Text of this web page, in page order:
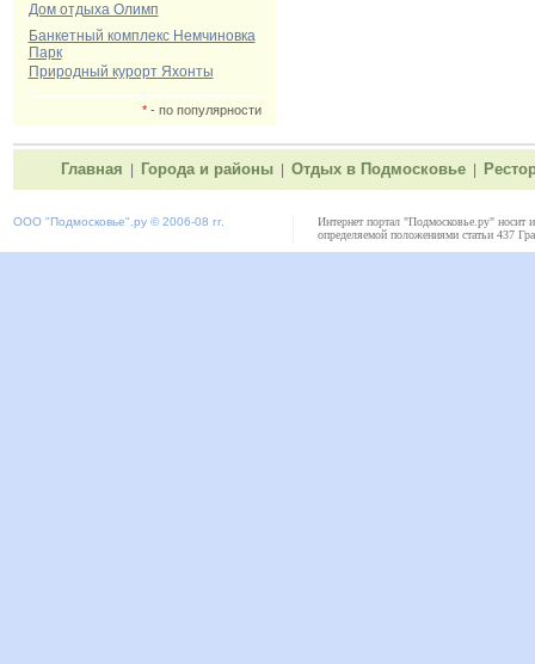
Дом отдыха Олимп
Банкетный комплекс Немчиновка
Парк
Природный курорт Яхонты
*- по популярности
Главная Города и районы Отдых в Подмосковье
ООО "Подмосковье" .ру © 2006-08 гг.
Интернет портал "Подмосковье.ру" носит
определяемой положениями статьи 437